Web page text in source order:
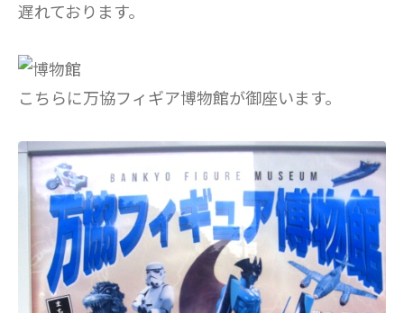
遅れております。
こちらに万協フィギア博物館が御座います。